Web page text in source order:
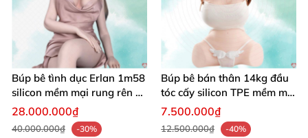
Búp bê tình dục Erlan 1m58
silicon mềm mại rung rên co
bóp hấp dẫn
28.000.000₫
40.000.000₫
-30%
Búp bê bán thân 14kg đầu
tóc cấy silicon TPE mềm mịn
tự nhiên
7.500.000₫
12.500.000₫
-40%